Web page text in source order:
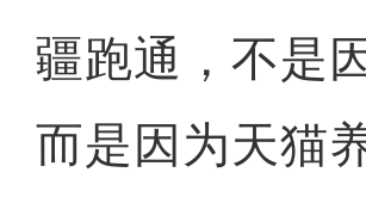
疆跑通，不是
而是因为天猫